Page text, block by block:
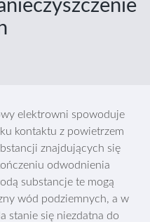
elektrowni spowoduje
kontaktu z powietrzem
znajdujących się
odwodnienia
substancje te mogą
wód podziemnych, a w
stanie się niezdatna do